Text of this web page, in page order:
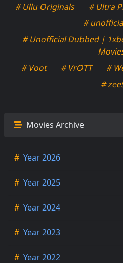
# Ullu Originals
# Ultra
#
# Unofficial Dubbed |
# Voot
# VrOTT
#
#
Movies Archive
# Year 2026
# Year 2025
# Year 2024
# Year 2023
# Year 2022